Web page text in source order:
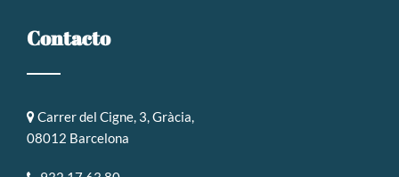
Contacto
Carrer del Cigne, 3, Gràcia,
08012 Barcelona